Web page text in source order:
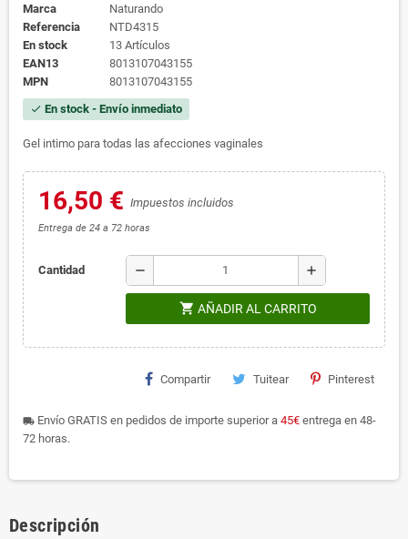
Marca
Naturando
Referencia
NTD4315
En stock
13 Artículos
EAN13
8013107043155
MPN
8013107043155
check En stock - Envío inmediato
Gel intimo para todas las afecciones vaginales
16,50 € Impuestos incluidos
Entrega de 24 a 72 horas
Cantidad remove add
shopping_cart AÑADIR AL CARRITO
Compartir Tuitear Pinterest
local_shipping Envío GRATIS en pedidos de importe superior a 45€ entrega en 48-
72 horas.
Descripción